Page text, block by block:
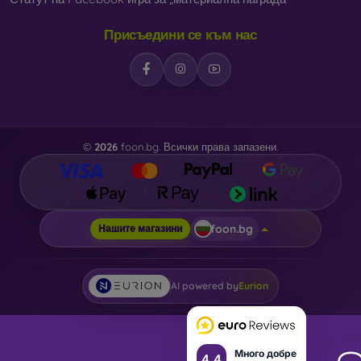
Много добре
Присъедини се към нас
© 2026 foon.bg. Всички права запазени.
Нашите магазини foon.bg
AI powered byEurion